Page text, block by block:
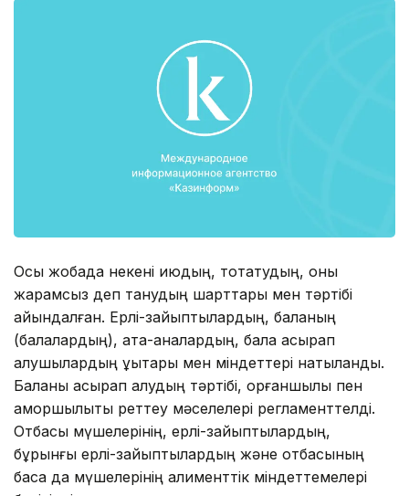
Осы жобада некені қиюдың, тоқтатудың, оны
жарамсыз деп танудың шарттары мен тәртібі
айқындалған. Ерлі-зайыптылардың, баланың
(балалардың), ата-аналардың, бала асырап
алушылардың құқықтары мен міндеттері нақтыланды.
Баланы асырап алудың тәртібі, қорғаншылық пен
қамқоршылықты реттеу мәселелері регламенттелді.
Отбасы мүшелерінің, ерлі-зайыптылардың,
бұрынғы ерлі-зайыптылардың және отбасының
басқа да мүшелерінің алименттік міндеттемелері